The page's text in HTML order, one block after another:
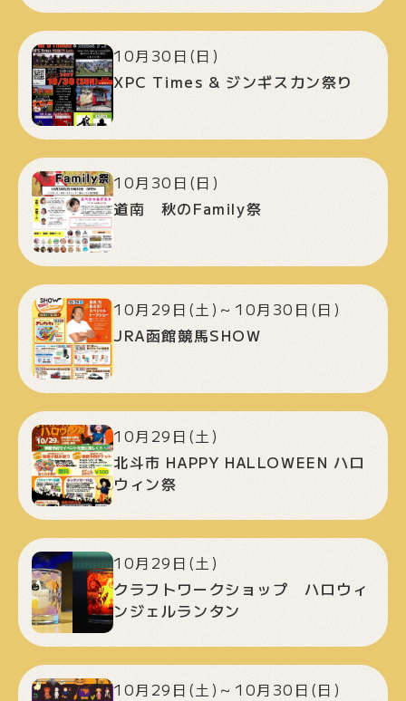
10月30日(日)
XPC Times & ジンギスカン祭り
10月30日(日)
道南 秋のFamily祭
10月29日(土)～10月30日(日)
JRA函館競馬SHOW
10月29日(土)
北斗市 HAPPY HALLOWEEN ハロ
ウィン祭
10月29日(土)
クラフトワークショップ ハロウィ
ンジェルランタン
10月29日(土)～10月30日(日)